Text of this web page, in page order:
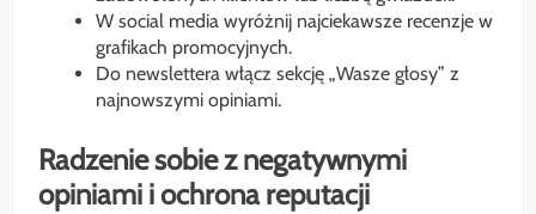
W social media wyróżnij najciekawsze recenzje w
grafikach promocyjnych.
Do newslettera włącz sekcję „Wasze głosy” z
najnowszymi opiniami.
Radzenie sobie z negatywnymi
opiniami i ochrona reputacji